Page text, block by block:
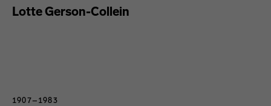
Lotte Gerson-Collein
1907–1983